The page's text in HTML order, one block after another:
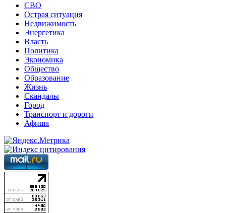
СВО
Острая ситуация
Недвижимость
Энергетика
Власть
Политика
Экономика
Общество
Образование
Жизнь
Скандалы
Город
Транспорт и дороги
Афиша